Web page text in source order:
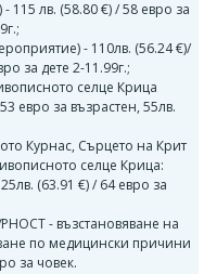
115 лв. (58.80 €) / 58 евро за
- 110лв. (56.24 €)/
за дете 2-11.99г.;
селце Крица
евро за възрастен, 55лв.
Курнас, Сърцето на Крит
селце Крица:
(63.91 €) / 64 евро за
- възстановяване на
по медицински причини
за човек.